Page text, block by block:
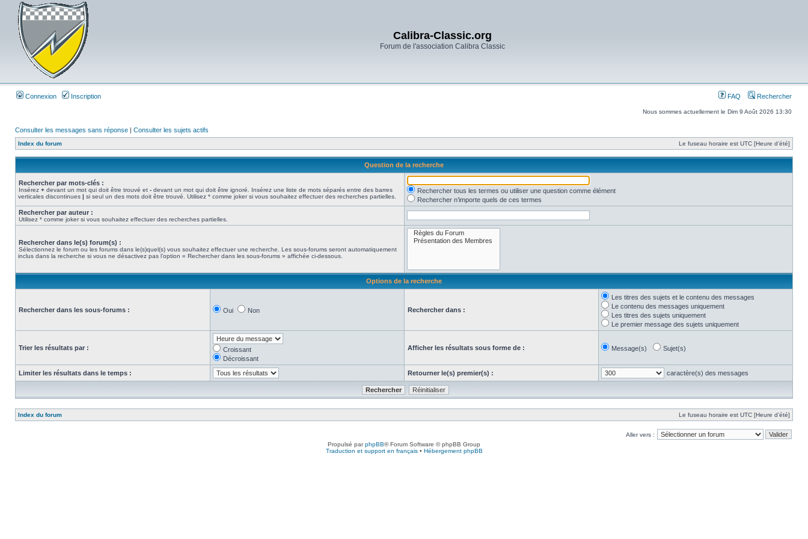
Calibra-Classic.org
Forum de l'association Calibra Classic
Connexion Inscription FAQ Rechercher
Nous sommes actuellement le Dim 9 Août 2026 13:30
Consulter les messages sans réponse | Consulter les sujets actifs
Index du forum Le fuseau horaire est UTC [Heure d’été]
Question de la recherche
Rechercher par mots-clés :
Insérez + devant un mot qui doit être trouvé et - devant un mot qui doit être ignoré. Insérez une liste de mots séparés entre des barres
verticales discontinues | si seul un des mots doit être trouvé. Utilisez * comme joker si vous souhaitez effectuer des recherches partielles.
Rechercher tous les termes ou utiliser une question comme élément
Rechercher n’importe quels de ces termes
Rechercher par auteur :
Utilisez * comme joker si vous souhaitez effectuer des recherches partielles.
Rechercher dans le(s) forum(s) :
Sélectionnez le forum ou les forums dans le(s)quel(s) vous souhaitez effectuer une recherche. Les sous-forums seront automatiquement
inclus dans la recherche si vous ne désactivez pas l’option « Rechercher dans les sous-forums » affichée ci-dessous.
Options de la recherche
Rechercher dans les sous-forums : Oui Non Rechercher dans :
Les titres des sujets et le contenu des messages
Le contenu des messages uniquement
Les titres des sujets uniquement
Le premier message des sujets uniquement
Trier les résultats par :
Croissant
Décroissant
Afficher les résultats sous forme de : Message(s) Sujet(s)
Limiter les résultats dans le temps : Retourner le(s) premier(s) : caractère(s) des messages
Index du forum Le fuseau horaire est UTC [Heure d’été]
Aller vers :
Propulsé parphpBB® Forum Software © phpBB Group
Traduction et support en français• Hébergement phpBB